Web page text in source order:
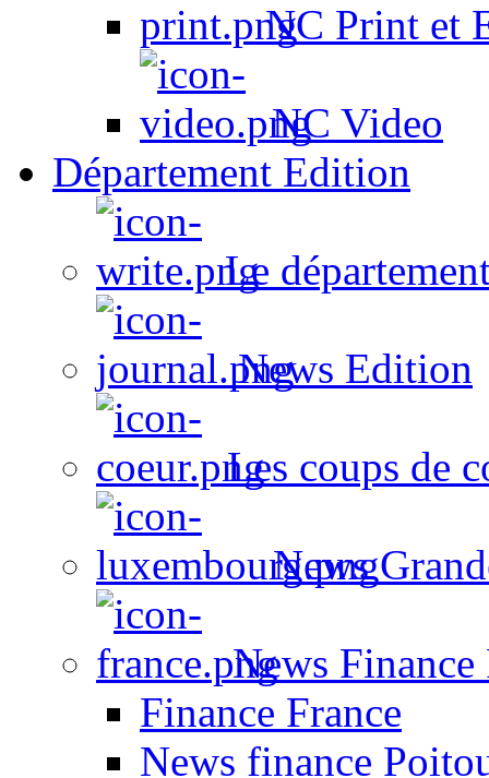
NC Print et
NC Video
Département Edition
Le
News Edition
Les coups de
News
News Finance
Finance France
News finance